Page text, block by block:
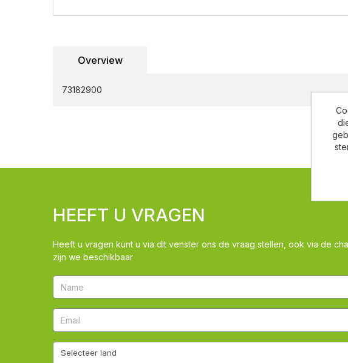
Overview
73182900
HEEFT U VRAGEN
Heeft u vragen kunt u via dit venster ons de vraag stellen, ook via de
zijn we beschikbaar